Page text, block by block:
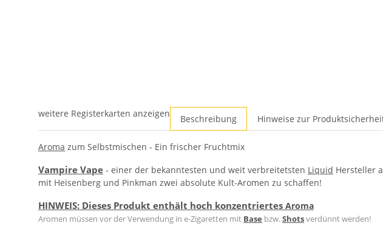
weitere Registerkarten anzeigen Beschreibung Hinweise zur
Aroma zum Selbstmischen - Ein frischer Fruchtmix
Vampire Vape - einer der bekanntesten und weit verbreitetsten Liquid Hersteller
mit Heisenberg und Pinkman zwei absolute Kult-Aromen zu schaffen!
HINWEIS: Dieses Produkt enthält hoch konzentriertes Aroma
Aromen müssen vor der Verwendung in e-Zigaretten mit Base bzw.Shotsverdünnt werden!